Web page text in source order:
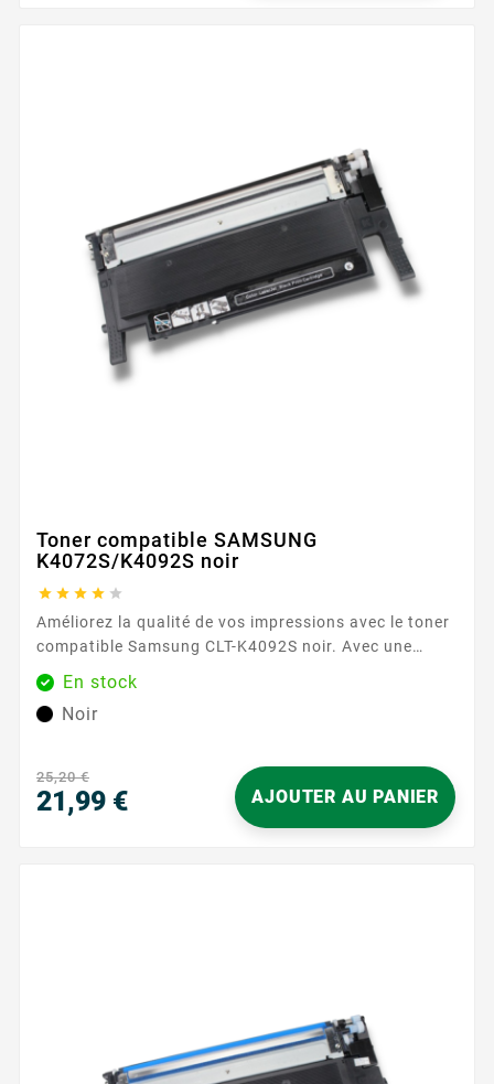
Toner compatible SAMSUNG
K4072S/K4092S noir
    
Améliorez la qualité de vos impressions avec le toner
compatible Samsung CLT-K4092S noir. Avec une
capacité d'impression de 1000 pages, ce toner assure
des performances fiables et durables.
Caractéristiques principales : Couleur : Noir Capacité
En stock
Noir
25,20 €
21,99 € AJOUTER AU PANIER